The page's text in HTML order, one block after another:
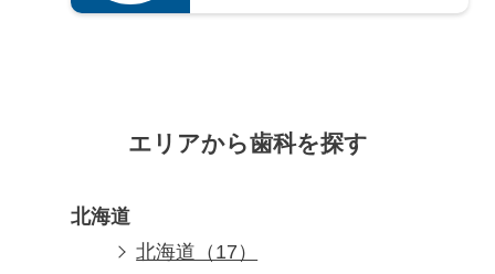
エリアから歯科を探す
北海道
北海道（17）